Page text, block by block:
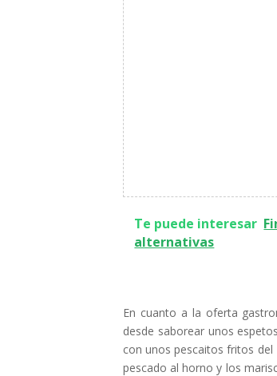
Te puede interesar
alternativas
En cuanto a la oferta
desde saborear unos
con unos pescaitos fritos
pescado al horno y los